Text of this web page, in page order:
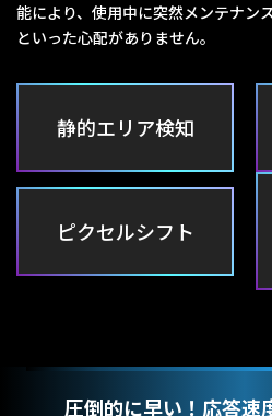
能により、使用中に突然メンテナン
といった心配がありません。
静的エリア検知
ピクセルシフト
圧倒的に早い！応答速